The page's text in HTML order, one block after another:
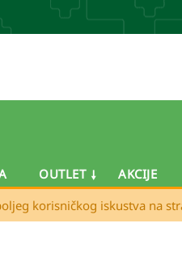
OUTLET AKCIJE
korisničkog iskustva na